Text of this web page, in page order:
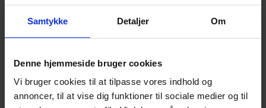
Samtykke Detaljer Om
Denne hjemmeside bruger cookies
Vi bruger cookies til at tilpasse vores indhold og
annoncer, til at vise dig funktioner til sociale medier og til
Vær oppmerksom på at glasset ikke kan herdes
termisk, fordi det er så varmebestandig. Det kan
DU ER HJERTELIG VELKOMMEN TIL Å KONTAKTE
OSS FOR MER INFORMASJON.